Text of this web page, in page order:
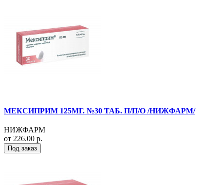
МЕКСИПРИМ 125МГ. №30 ТАБ. П/П/О /НИЖФАРМ/
НИЖФАРМ
от 226.00 р.
Под заказ